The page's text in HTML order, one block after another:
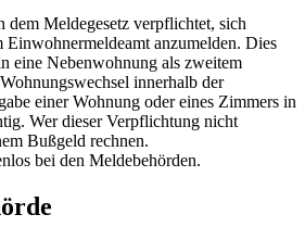
dem Meldegesetz verpflichtet, sich
Einwohnermeldeamt anzumelden. Dies
eine Nebenwohnung als zweitem
innerhalb der
einer Wohnung oder eines Zimmers in
Wer dieser Verpflichtung nicht
Bußgeld rechnen.
bei den Meldebehörden.